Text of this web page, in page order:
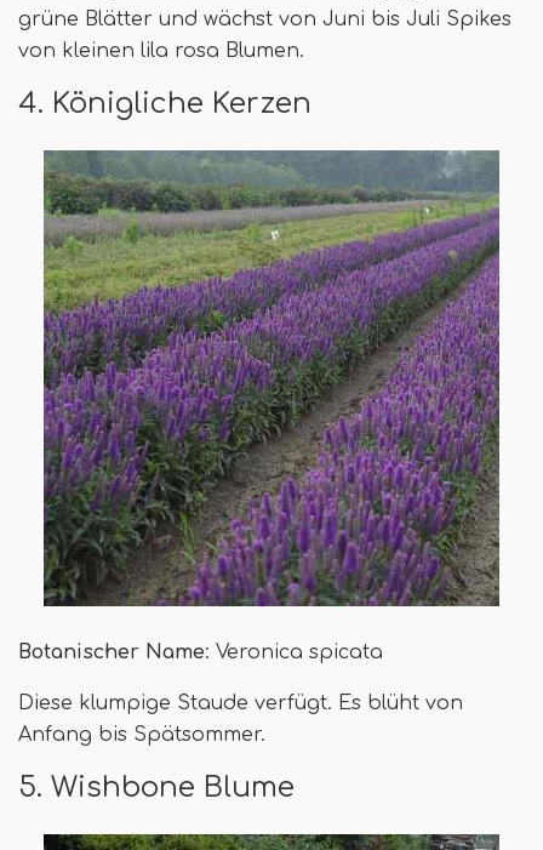
grüne Blätter und wächst von Juni bis Juli Spikes
von kleinen lila rosa Blumen.
4. Königliche Kerzen
Botanischer Name: Veronica spicata
Diese klumpige Staude verfügt. Es blüht von
Anfang bis Spätsommer.
5. Wishbone Blume